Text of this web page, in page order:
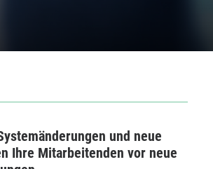
und neue
Ihre Mitarbeitenden vor neue